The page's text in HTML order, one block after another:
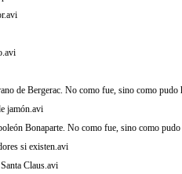
de Bergerac. No como fue, sino como
jamón.avi
Bonaparte. No como fue, sino como
si existen.avi
Claus.avi